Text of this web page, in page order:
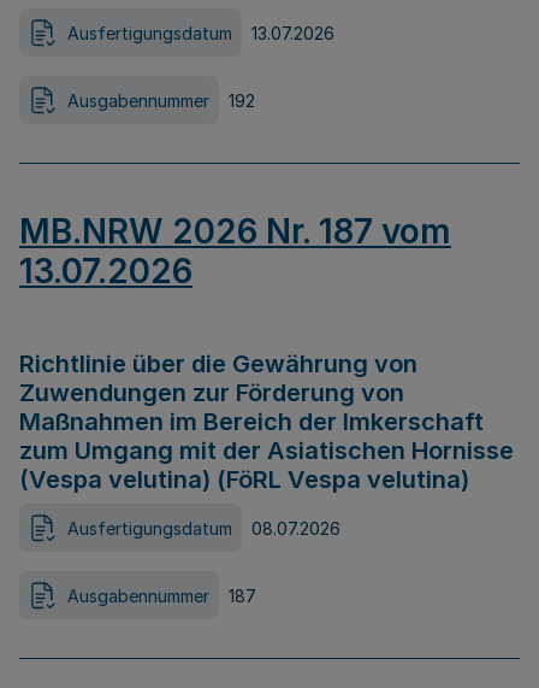
Ausfertigungsdatum 13.07.2026
Ausgabennummer 192
MB.NRW 2026 Nr. 187 vom
13.07.2026
Richtlinie über die Gewährung von
Zuwendungen zur Förderung von
Maßnahmen im Bereich der Imkerschaft
zum Umgang mit der Asiatischen Hornisse
(Vespa velutina) (FöRL Vespa velutina)
Ausfertigungsdatum 08.07.2026
Ausgabennummer 187